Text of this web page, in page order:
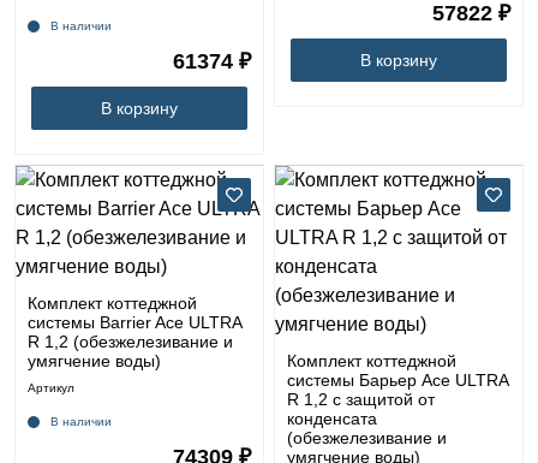
В наличии
61374 ₽
В корзину
57822 ₽
В корзину
Комплект коттеджной
системы Barrier Ace ULTRA
R 1,2 (обезжелезивание и
умягчение воды)
Артикул
В наличии
74309 ₽
Комплект коттеджной
системы Барьер Ace ULTRA
R 1,2 с защитой от
конденсата
(обезжелезивание и
умягчение воды)